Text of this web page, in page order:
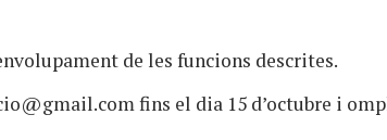
de les funcions descrites.
fins el dia 15 d’octubre i